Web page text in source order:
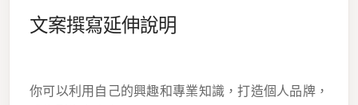
文案撰寫延伸說明
你可以利用自己的興趣和專業知識，打造個人品牌，